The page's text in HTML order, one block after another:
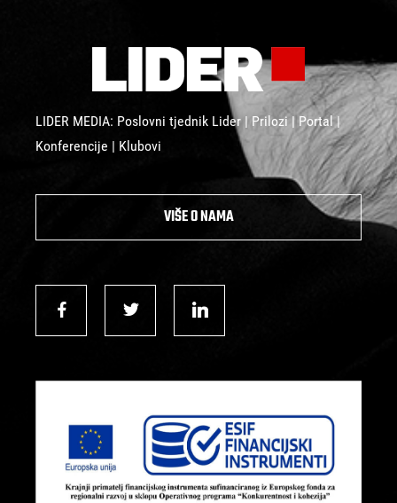
LIDER MEDIA: Poslovni tjednik Lider | Prilozi | Portal |
Konferencije | Klubovi
VIŠE O NAMA